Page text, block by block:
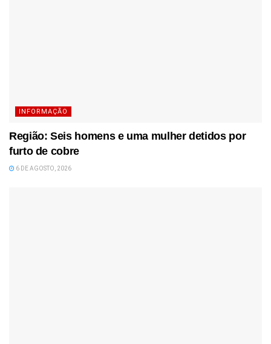
INFORMAÇÃO
Região: Seis homens e uma mulher detidos por
furto de cobre
6 DE AGOSTO, 2026